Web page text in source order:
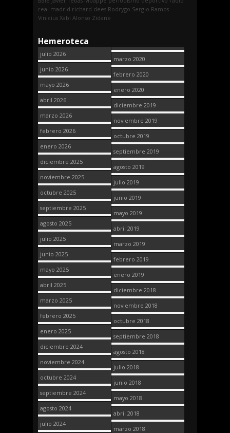
real madrid richard dees Rodrygo Sergio Ramos
Vinicius Xabi Alonso Zidane
Hemeroteca
julio 2026
junio 2026
mayo 2026
abril 2026
marzo 2026
febrero 2026
enero 2026
diciembre 2025
noviembre 2025
octubre 2025
septiembre 2025
agosto 2025
julio 2025
junio 2025
mayo 2025
abril 2025
marzo 2025
febrero 2025
enero 2025
diciembre 2024
noviembre 2024
octubre 2024
septiembre 2024
agosto 2024
julio 2024
marzo 2020
febrero 2020
enero 2020
diciembre 2019
noviembre 2019
octubre 2019
septiembre 2019
agosto 2019
julio 2019
junio 2019
mayo 2019
abril 2019
marzo 2019
febrero 2019
enero 2019
diciembre 2018
noviembre 2018
octubre 2018
septiembre 2018
agosto 2018
julio 2018
junio 2018
mayo 2018
abril 2018
marzo 2018